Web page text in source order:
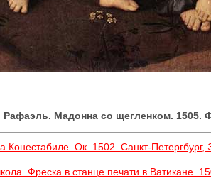
Рафаэль. Мадонна со щегленком. 1505.
Ок. 1502. Санкт-Петергбург,
Фреска в станце печати в Ватикане.